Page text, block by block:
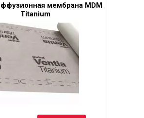
мембрана MDM
Titanium